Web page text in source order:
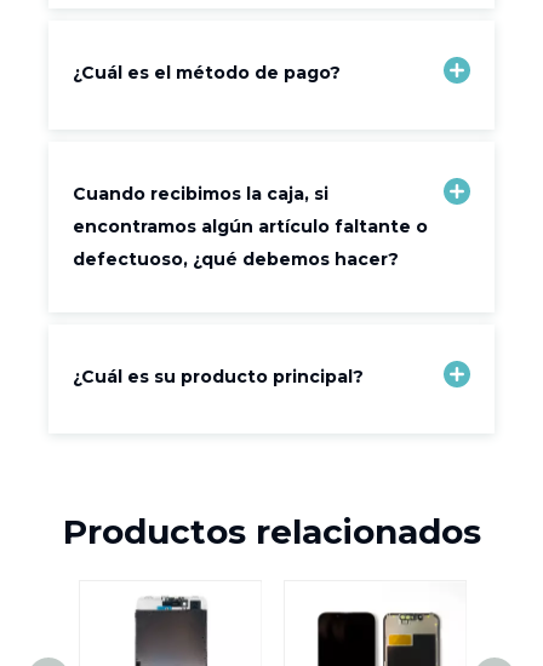
¿Cuál es el método de pago?
Cuando recibimos la caja, si
encontramos algún artículo faltante o
defectuoso, ¿qué debemos hacer?
¿Cuál es su producto principal?
Productos relacionados